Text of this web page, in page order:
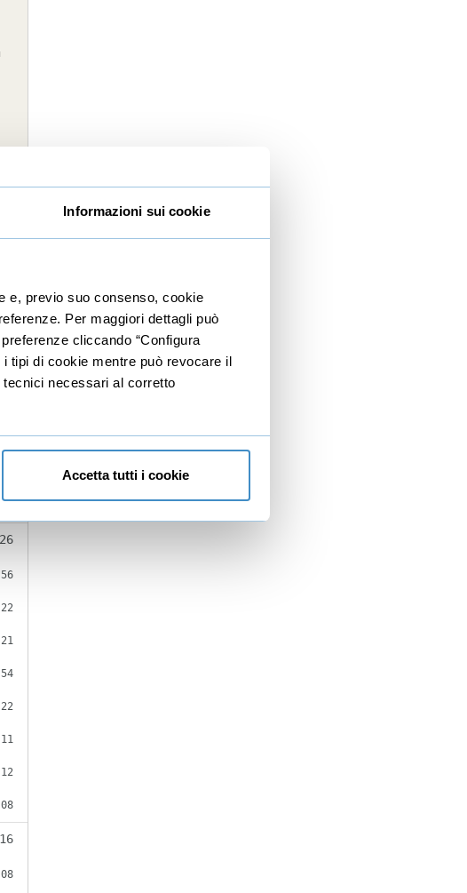
Informazioni sui cookie
e, previo suo consenso, cookie
Per maggiori dettagli può
cliccando “Configura
i tipi di cookie mentre può revocare il
necessari al corretto
Accetta tutti i cookie